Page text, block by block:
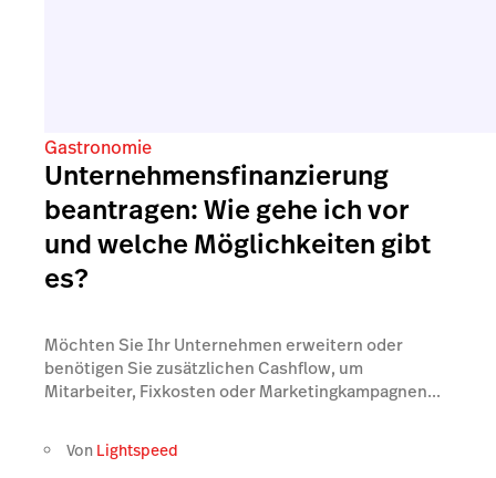
Gastronomie
Unternehmensfinanzierung
beantragen: Wie gehe ich vor
und welche Möglichkeiten gibt
es?
Möchten Sie Ihr Unternehmen erweitern oder
benötigen Sie zusätzlichen Cashflow, um
Mitarbeiter, Fixkosten oder Marketingkampagnen...
Von Lightspeed